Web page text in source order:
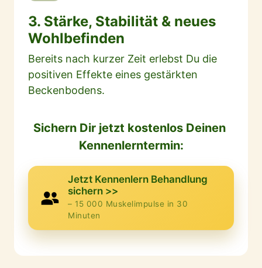
3. Stärke, Stabilität & neues
Wohlbefinden
Bereits nach kurzer Zeit erlebst Du die
positiven Effekte eines gestärkten
Beckenbodens.
Sichern Dir jetzt kostenlos Deinen
Kennenlerntermin:
Jetzt Kennenlern Behandlung
sichern >>
– 15 000 Muskelimpulse in 30
Minuten